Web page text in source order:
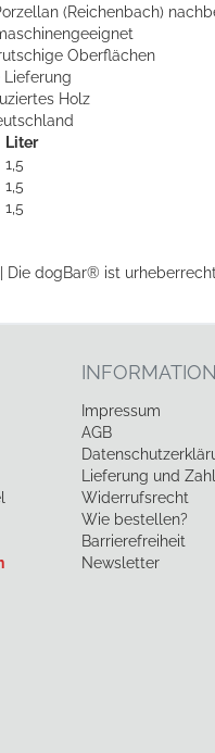
(Reichenbach)
Oberflächen
Lieferung
Holz
Liter
1,5
1,5
1,5
Die dogBar® ist
Impressum
AGB
Lieferung und
Widerrufsrecht
Wie bestellen?
Barrierefreiheit
Newsletter